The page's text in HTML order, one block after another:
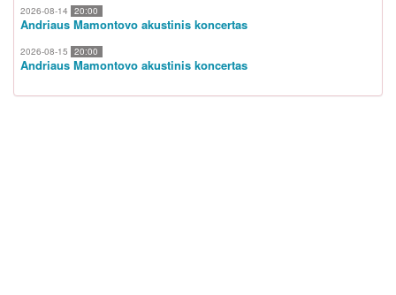
2026-08-14 20:00
Andriaus Mamontovo akustinis koncertas
2026-08-15 20:00
Andriaus Mamontovo akustinis koncertas